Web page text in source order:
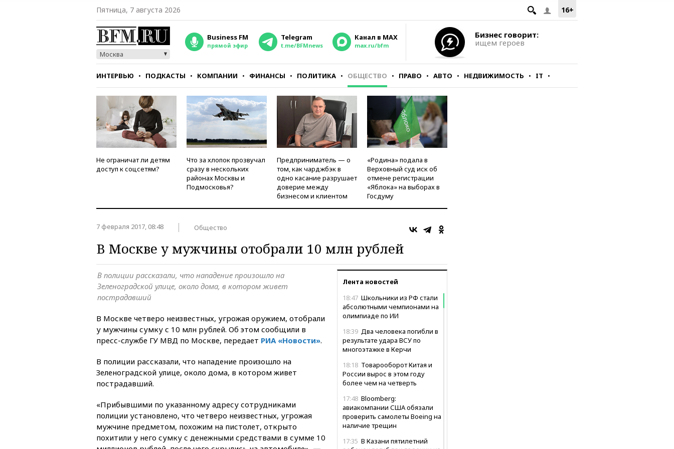
16+
Пятница, 7 августа 2026
Москва
Business FM
прямой эфир
Telegram
t.me/BFMnews
Канал в MAX
max.ru/bfm
Бизнес говорит:
ищем героев
ИНТЕРВЬЮ ПОДКАСТЫ КОМПАНИИ ФИНАНСЫ ПОЛИТИКА ОБЩЕСТВО ПРАВО АВТО НЕДВИЖИМОСТЬ IT
СТИЛЬ ТЕСТЫ
Не ограничат ли детям
доступ к соцсетям?
Что за хлопок прозвучал
сразу в нескольких
районах Москвы и
Подмосковья?
Предприниматель — о
том, как чарджбэк в
одно касание разрушает
доверие между
бизнесом и клиентом
«Родина» подала в
Верховный суд иск об
отмене регистрации
«Яблока» на выборах в
Госдуму
7 февраля 2017, 08:48 Общество
В Москве у мужчины отобрали 10 млн рублей
Лента новостей
18:47 Школьники из РФ стали
абсолютными чемпионами на
олимпиаде по ИИ
18:39 Два человека погибли в
результате удара ВСУ по
многоэтажке в Керчи
18:18 Товарооборот Китая и
России вырос в этом году
более чем на четверть
17:48 Bloomberg:
авиакомпании США обязали
проверить самолеты Boeing на
наличие трещин
17:35 В Казани пятилетний
В полиции рассказали, что нападение произошло на
Зеленоградской улице, около дома, в котором живет
пострадавший
В Москве четверо неизвестных, угрожая оружием, отобрали
у мужчины сумку с 10 млн рублей. Об этом сообщили в
пресс-службе ГУ МВД по Москве, передает РИА «Новости».
В полиции рассказали, что нападение произошло на
Зеленоградской улице, около дома, в котором живет
пострадавший.
«Прибывшими по указанному адресу сотрудниками
полиции установлено, что четверо неизвестных, угрожая
мужчине предметом, похожим на пистолет, открыто
похитили у него сумку с денежными средствами в сумме 10